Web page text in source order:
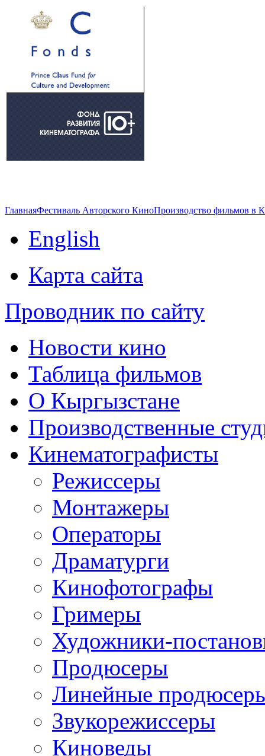
ГлавнаяФестиваль Авторского КиноПроизводство фильмов в
English
Карта сайта
Проводник по сайту
Новости кино
Таблица фильмов
О Кыргызстане
Производственные
Кинематографисты
Режиссеры
Монтажеры
Операторы
Драматурги
Кинофотографы
Гримеры
Художники-
Продюсеры
Линейные
Звукорежиссеры
Киноведы